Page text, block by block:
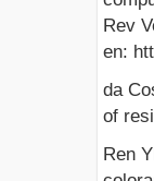
Rev
en:
da
of
Ren